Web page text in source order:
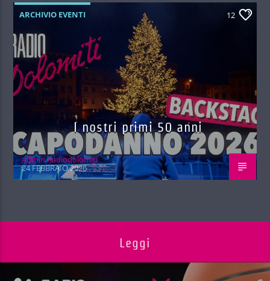
ARCHIVIO EVENTI 12
I nostri primi 50 anni
Admin Radiodolomiti
24 FEBBRAIO 2026
Leggi